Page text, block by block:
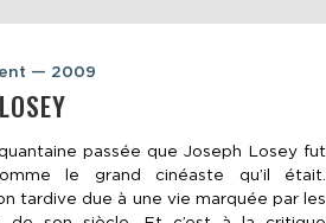
— 2009
passée que Joseph Losey fut
le grand cinéaste qu’il était.
tardive due à une vie marquée par les